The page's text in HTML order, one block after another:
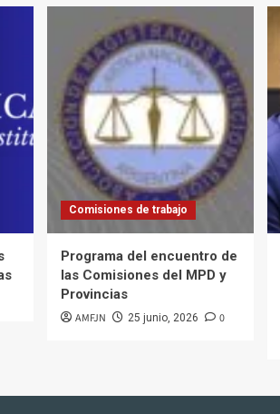
Comisiones de trabajo
Programa del encuentro de
las Comisiones del MPD y
Provincias
AMFJN 25 junio, 2026 0